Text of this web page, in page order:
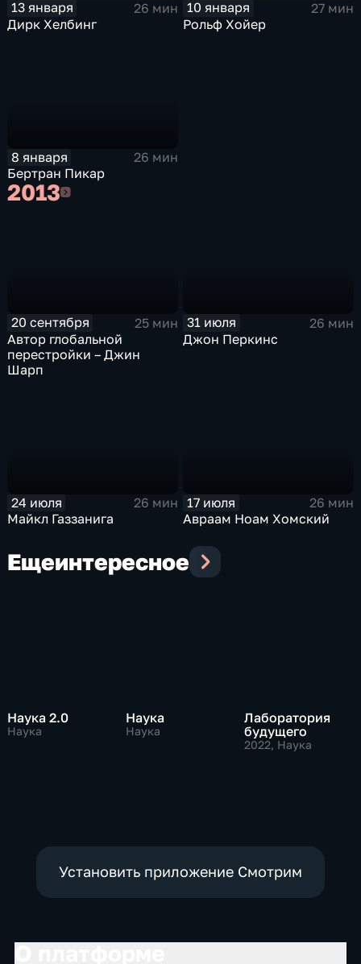
13 января
26 мин
Дирк Хелбинг
10 января
27 мин
Рольф Хойер
8 января
26 мин
Бертран Пикар
20132013
20 сентября
25 мин
Автор глобальной
перестройки – Джин
Шарп
31 июля
26 мин
Джон Перкинс
24 июля
26 мин
Майкл Газзанига
17 июля
26 мин
Авраам Ноам Хомский
Ещеинтересное
Наука 2.0
Наука
Наука
Наука
Лаборатория
будущего
2022, Наука
Установить приложение Смотрим